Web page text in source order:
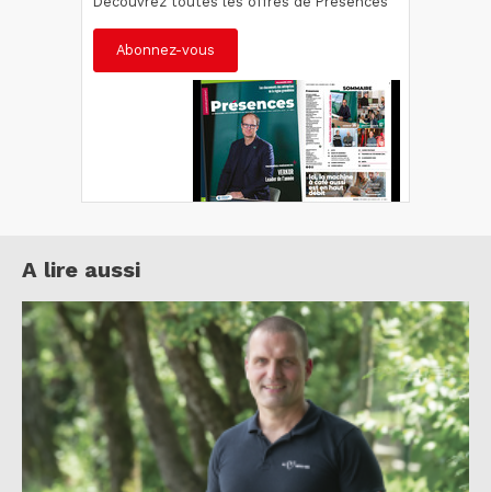
Abonnez-vous
A lire aussi